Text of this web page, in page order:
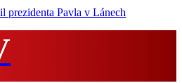
prezidenta Pavla v Lánech